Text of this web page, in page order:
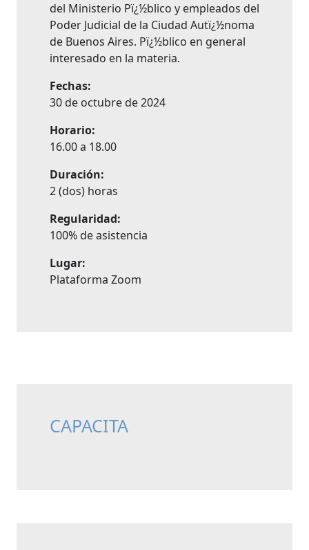
del Ministerio Pï¿½blico y empleados del
Poder Judicial de la Ciudad Autï¿½noma
de Buenos Aires. Pï¿½blico en general
interesado en la materia.
Fechas:
30 de octubre de 2024
Horario:
16.00 a 18.00
Duración:
2 (dos) horas
Regularidad:
100% de asistencia
Lugar:
Plataforma Zoom
CAPACITA